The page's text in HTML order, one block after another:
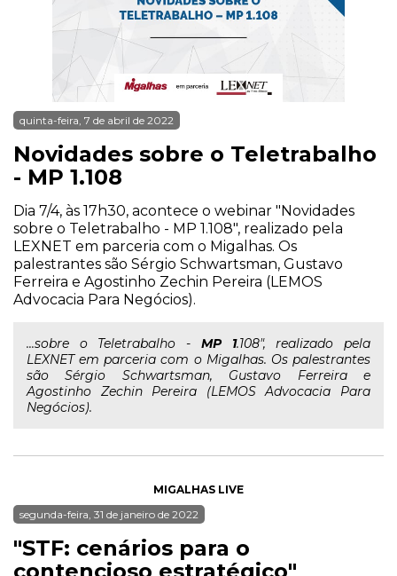
quinta-feira, 7 de abril de 2022
Novidades sobre o Teletrabalho
- MP 1.108
Dia 7/4, às 17h30, acontece o webinar "Novidades
sobre o Teletrabalho - MP 1.108", realizado pela
LEXNET em parceria com o Migalhas. Os
palestrantes são Sérgio Schwartsman, Gustavo
Ferreira e Agostinho Zechin Pereira (LEMOS
Advocacia Para Negócios).
...sobre o Teletrabalho - MP 1.108", realizado pela
LEXNET em parceria com o Migalhas. Os palestrantes
são Sérgio Schwartsman, Gustavo Ferreira e
Agostinho Zechin Pereira (LEMOS Advocacia Para
Negócios).
MIGALHAS LIVE
segunda-feira, 31 de janeiro de 2022
"STF: cenários para o